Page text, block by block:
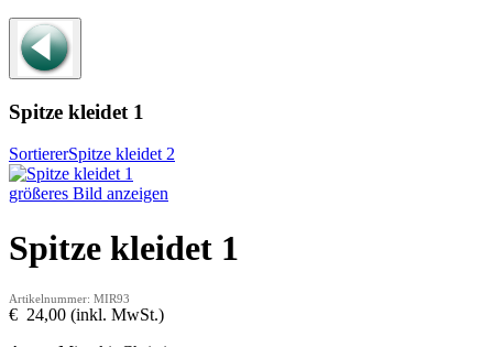
Spitze kleidet 1
SortiererSpitze kleidet 2
größeres Bild anzeigen
Spitze kleidet 1
Artikelnummer: MIR93
€ 24,00 (inkl. MwSt.)